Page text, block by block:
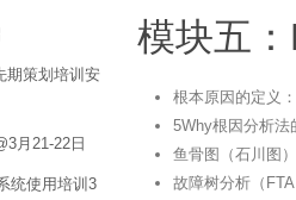
模块五
根本原因的定义
5Why根因分析法
鱼骨图（石川图
故障树分析（
期策划培训安
月21-22日
统使用培训3